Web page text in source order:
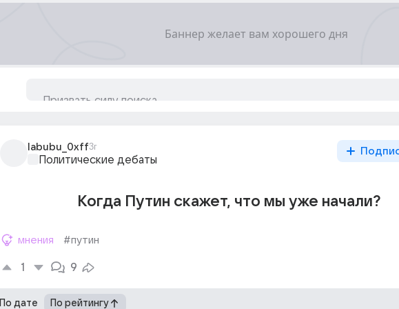
labubu_0xff3г
Политические дебаты
Когда Путин скажет, что мы уже начали?
мнения #путин
1 9
По дате По рейтингу